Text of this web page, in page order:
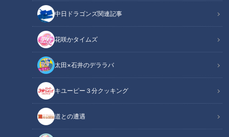
中日ドラゴンズ関連記事
花咲かタイムズ
太田×石井のデララバ
キユーピー３分クッキング
道との遭遇
CBCテレビ『恋はロケ中に！』
恋はロケ中に！
「恋はロケ中に！」記事